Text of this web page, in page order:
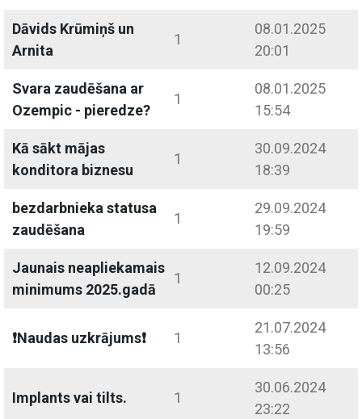
Dāvids Krūmiņš un
Arnita
1
08.01.2025
20:01
Svara zaudēšana ar
Ozempic - pieredze?
1
08.01.2025
15:54
Kā sākt mājas
konditora biznesu
1
30.09.2024
18:39
bezdarbnieka statusa
zaudēšana
1
29.09.2024
19:59
Jaunais neapliekamais
minimums 2025.gadā
1
12.09.2024
00:25
❗️Naudas uzkrājums❗️ 1
21.07.2024
13:56
Implants vai tilts. 1
30.06.2024
23:22